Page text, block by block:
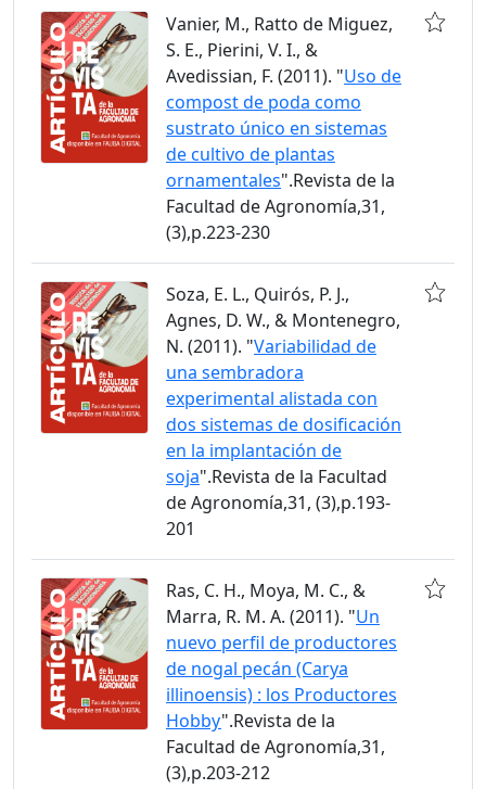
Vanier, M., Ratto de Miguez,
S. E., Pierini, V. I., &
Avedissian, F. (2011). "Uso de
compost de poda como
sustrato único en sistemas
de cultivo de plantas
ornamentales".Revista de la
Facultad de Agronomía,31,
(3),p.223-230
Soza, E. L., Quirós, P. J.,
Agnes, D. W., & Montenegro,
N. (2011). "Variabilidad de
una sembradora
experimental alistada con
dos sistemas de dosificación
en la implantación de
soja".Revista de la Facultad
de Agronomía,31, (3),p.193-
201
Ras, C. H., Moya, M. C., &
Marra, R. M. A. (2011). "Un
nuevo perfil de productores
de nogal pecán (Carya
illinoensis) : los Productores
Hobby".Revista de la
Facultad de Agronomía,31,
(3),p.203-212